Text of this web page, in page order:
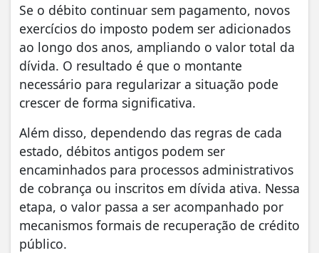
Se o débito continuar sem pagamento, novos
exercícios do imposto podem ser adicionados
ao longo dos anos, ampliando o valor total da
dívida. O resultado é que o montante
necessário para regularizar a situação pode
crescer de forma significativa.
Além disso, dependendo das regras de cada
estado, débitos antigos podem ser
encaminhados para processos administrativos
de cobrança ou inscritos em dívida ativa. Nessa
etapa, o valor passa a ser acompanhado por
mecanismos formais de recuperação de crédito
público.